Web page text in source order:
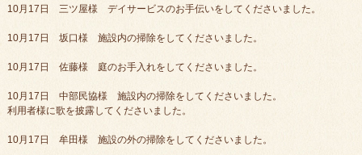
10月17日 三ツ屋様 デイサービスのお手伝いをしてくださいました。
10月17日 坂口様 施設内の掃除をしてくださいました。
10月17日 佐藤様 庭のお手入れをしてくださいました。
10月17日 中部民協様 施設内の掃除をしてくださいました。
利用者様に歌を披露してくださいました。
10月17日 牟田様 施設の外の掃除をしてくださいました。